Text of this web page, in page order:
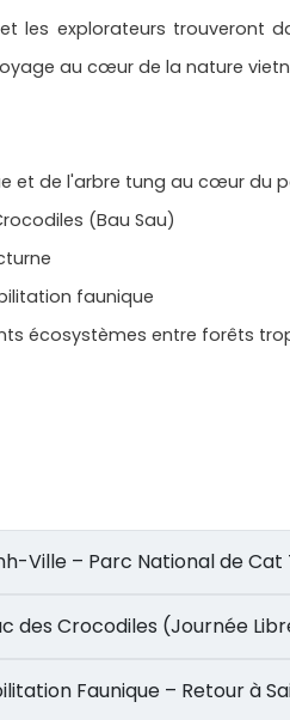
les explorateurs trouveront
au cœur de la nature
et de l'arbre tung au cœur du
(Bau Sau)
faunique
écosystèmes entre forêts
Minh-Ville – Parc National
Lac des Crocodiles (Journée
Faunique – Retour